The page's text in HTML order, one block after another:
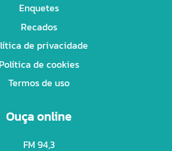
Enquetes
Recados
de privacidade
Política de cookies
Termos de uso
Ouça online
FM 94,3